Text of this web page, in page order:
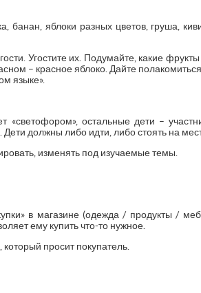
банан, яблоки разных цветов, груша,
Угостите их. Подумайте, какие
– красное яблоко. Дайте
языке».
«светофором», остальные дети –
Дети должны либо идти, либо стоять на
изменять под изучаемые темы.
в магазине (одежда / продукты /
ему купить что-то нужное.
просит покупатель.